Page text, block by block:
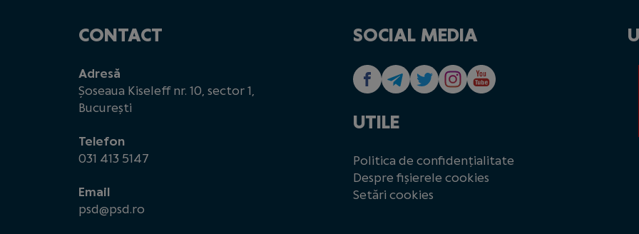
CONTACT
Adresă
Șoseaua Kiseleff nr. 10, sector 1,
București
Telefon
031 413 5147
Email
psd@psd.ro
SOCIAL MEDIA
UTILE
Politica de confidențialitate
Despre fișierele cookies
Setări cookies